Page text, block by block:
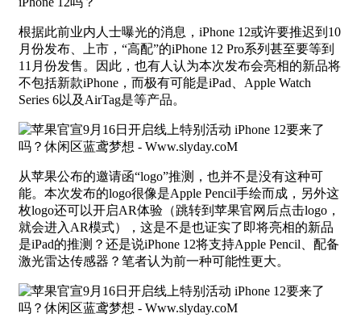
根据此前业内人士曝光的消息，iPhone 12或许要推迟到10
月份发布、上市，“高配”的iPhone 12 Pro系列甚至要等到
11月份发售。因此，也有人认为本次发布会亮相的新品将
不包括新款iPhone，而极有可能是iPad、Apple Watch
Series 6以及AirTag是等产品。
从苹果公布的邀请函“logo”推测，也并不是没有这种可
能。本次发布的logo很像是Apple Pencil手绘而成，另外这
枚logo还可以开启AR体验（跳转到苹果官网后点击logo，
就会进入AR模式），这是不是也证实了即将亮相的新品
是iPad的推测？还是说iPhone 12将支持Apple Pencil、配备
激光雷达传感器？笔者认为前一种可能性更大。